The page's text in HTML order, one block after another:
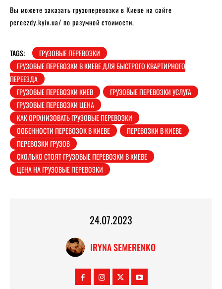
Вы можете заказать грузоперевозки в Киеве на сайте
pereezdy.kyiv.ua/ по разумной стоимости.
TAGS:
ГРУЗОВЫЕ ПЕРЕВОЗКИ
ГРУЗОВЫЕ ПЕРЕВОЗКИ В КИЕВЕ ДЛЯ БЫСТРОГО КВАРТИРНОГО
ПЕРЕЕЗДА
ГРУЗОВЫЕ ПЕРЕВОЗКИ КИЕВ
ГРУЗОВЫЕ ПЕРЕВОЗКИ УСЛУГА
ГРУЗОВЫЕ ПЕРЕВОЗКИ ЦЕНА
КАК ОРГАНИЗОВАТЬ ГРУЗОВЫЕ ПЕРЕВОЗКИ
ООБЕННОСТИ ПЕРЕВОЗОК В КИЕВЕ
ПЕРЕВОЗКИ В КИЕВЕ
ПЕРЕВОЗКИ ГРУЗОВ
СКОЛЬКО СТОЯТ ГРУЗОВЫЕ ПЕРЕВОЗКИ В КИЕВЕ
ЦЕНА НА ГРУЗОВЫЕ ПЕРЕВОЗКИ
24.07.2023
IRYNA SEMERENKO